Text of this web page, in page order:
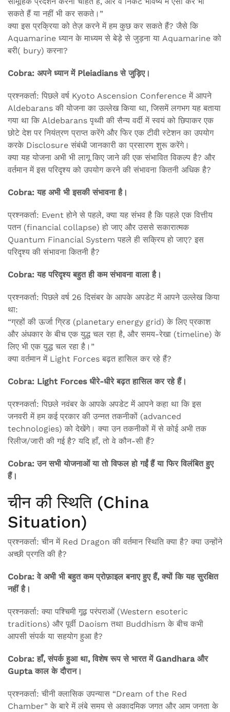
सकते हैं या नहीं भी कर सकते।”
क्या इस प्रक्रिया को तेज़ करने में हम कुछ कर सकते हैं? जैसे कि
Aquamarine ध्यान के माध्यम से बेड़े से जुड़ना या Aquamarine को
बरी( bury) करना?
Cobra: अपने ध्यान में Pleiadians से जुड़िए।
प्रश्नकर्ता: पिछले वर्ष Kyoto Ascension Conference में आपने
Aldebarans की योजना का उल्लेख किया था, जिसमें लगभग यह बताया
गया था कि Aldebarans पृथ्वी की सैन्य वर्दी में स्वयं को छिपाकर एक
छोटे देश पर नियंत्रण प्राप्त करेंगे और फिर एक टीवी स्टेशन का उपयोग
करके Disclosure संबंधी जानकारी का प्रसारण शुरू करेंगे।
क्या यह योजना अभी भी लागू किए जाने की एक संभावित विकल्प है? और
वर्तमान में इस परिदृश्य को उपयोग करने की संभावना कितनी अधिक है?
Cobra: यह अभी भी इसकी संभावना है।
प्रश्नकर्ता: Event होने से पहले, क्या यह संभव है कि पहले एक वित्तीय
पतन (financial collapse) हो जाए और उससे सकारात्मक
Quantum Financial System पहले ही सक्रिय हो जाए? इस
परिदृश्य की संभावना कितनी है?
Cobra: यह परिदृश्य बहुत ही कम संभावना वाला है।
प्रश्नकर्ता: पिछले वर्ष 26 दिसंबर के आपके अपडेट में आपने उल्लेख किया
था:
“ग्रहों की ऊर्जा ग्रिड (planetary energy grid) के लिए प्रकाश
और अंधकार के बीच एक युद्ध चल रहा है, और समय-रेखा (timeline) के
लिए भी एक युद्ध चल रहा है।”
क्या वर्तमान में Light Forces बढ़त हासिल कर रहे हैं?
Cobra: Light Forces धीरे-धीरे बढ़त हासिल कर रहे हैं।
प्रश्नकर्ता: पिछले नवंबर के आपके अपडेट में आपने कहा था कि इस
जनवरी में हम कई प्रकार की उन्नत तकनीकों (advanced
technologies) को देखेंगे। क्या उन तकनीकों में से कोई अभी तक
रिलीज/जारी की गई है? यदि हाँ, तो वे कौन-सी हैं?
Cobra: उन सभी योजनाओं या तो विफल हो गईं हैं या फिर विलंबित हुए
हैं।
चीन की स्थिति (China
Situation)
प्रश्नकर्ता: चीन में Red Dragon की वर्तमान स्थिति क्या है? क्या उन्होंने
अच्छी प्रगति की है?
Cobra: वे अभी भी बहुत कम प्रोफ़ाइल बनाए हुए हैं, क्यों कि यह सुरक्षित
नहीं है।
प्रश्नकर्ता: क्या पश्चिमी गूढ़ परंपराओं (Western esoteric
traditions) और पूर्वी Daoism तथा Buddhism के बीच कभी
आपसी संपर्क या सहयोग हुआ है?
Cobra: हाँ, संपर्क हुआ था, विशेष रूप से भारत में Gandhara और
Gupta काल के दौरान।
प्रश्नकर्ता: चीनी क्लासिक उपन्यास “Dream of the Red
Chamber” के बारे में लंबे समय से अकादमिक जगत और आम जनता के